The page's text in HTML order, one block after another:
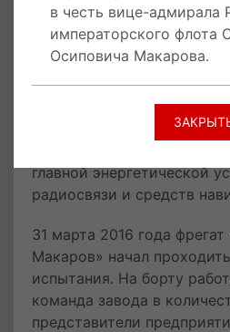
29 июля 2016 года в
ходовых испытаний
«Адмирал Макаров»
Балтийское море в
ходовых испытаний.
сдаточная команда
главной энергетической
радиосвязи и средств
31 марта 2016 года
Макаров» начал
испытания. На борту
команда завода в
представители
в честь вице-адмирала
императорского флота
Осиповича Макарова.